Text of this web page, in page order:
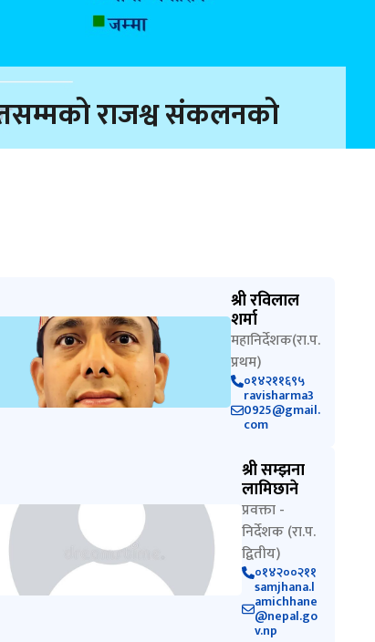
राजश्व संकलनको
श्री रविलाल
शर्मा
महानिर्देशक(रा.प.
प्रथम)
०१४२११६९५
ravisharma3
0925@gmail.
com
श्री सम्झना
लामिछाने
प्रवक्ता -
निर्देशक (रा.प.
द्वितीय)
०१४२००२११
samjhana.l
amichhane
@nepal.go
v.np